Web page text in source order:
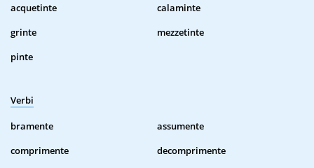
acquetinte
calaminte
grinte
mezzetinte
pinte
Verbi
bramente
assumente
comprimente
decomprimente